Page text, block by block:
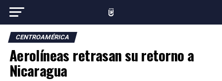
CENTROAMÉRICA
Aerolíneas retrasan su retorno a
Nicaragua